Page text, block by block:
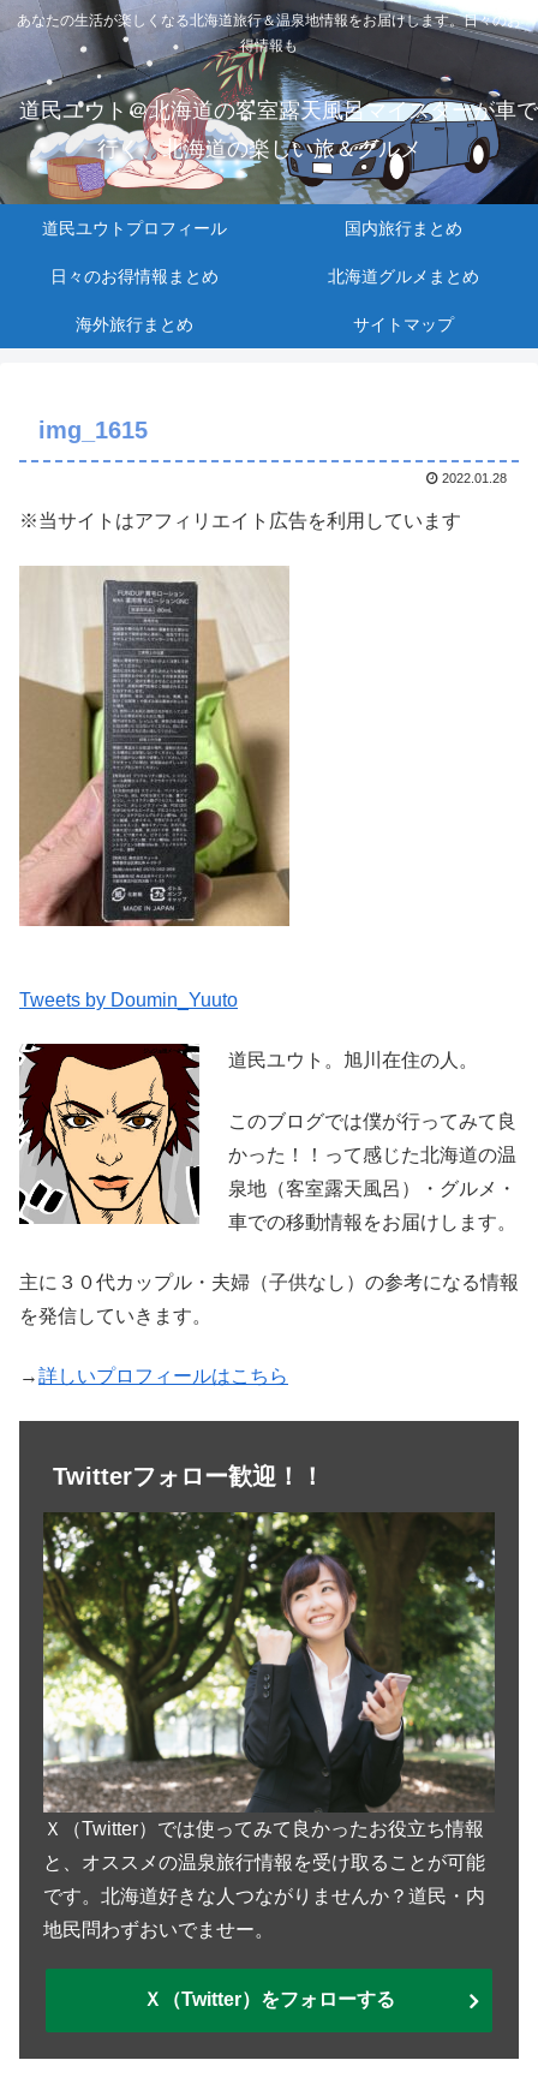
あなたの生活が楽しくなる北海道旅行＆温泉地情報をお届けします。日々のお
得情報も
道民ユウト＠北海道の客室露天風呂マイスターが車で
行く、北海道の楽しい旅＆グルメ
道民ユウトプロフィール 国内旅行まとめ
日々のお得情報まとめ 北海道グルメまとめ
海外旅行まとめ サイトマップ
img_1615
2022.01.28
※当サイトはアフィリエイト広告を利用しています
Tweets by Doumin_Yuuto
道民ユウト。旭川在住の人。
このブログでは僕が行ってみて良
かった！！って感じた北海道の温
泉地（客室露天風呂）・グルメ・
車での移動情報をお届けします。
主に３０代カップル・夫婦（子供なし）の参考になる情報
を発信していきます。
→詳しいプロフィールはこちら
Twitterフォロー歓迎！！
Ｘ（Twitter）では使ってみて良かったお役立ち情報
と、オススメの温泉旅行情報を受け取ることが可能
です。北海道好きな人つながりませんか？道民・内
地民問わずおいでませー。
Ｘ（Twitter）をフォローする